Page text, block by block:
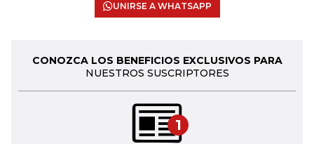
UNIRSE A WHATSAPP
CONOZCA LOS BENEFICIOS EXCLUSIVOS PARA
NUESTROS SUSCRIPTORES
1